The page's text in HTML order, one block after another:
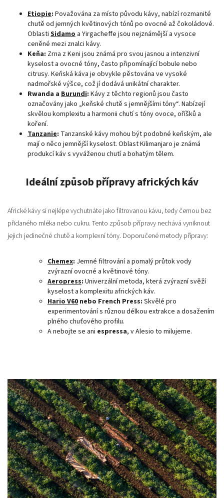
Etiopie: Považována za místo původu kávy, nabízí rozmanité
chutě od jemných květinových tónů po ovocné až čokoládové.
Oblasti Sidamo a Yirgacheffe jsou nejznámější a vysoce
ceněné mezi znalci kávy.
Keňa: Zrna z Keni jsou známá pro svou jasnou a intenzivní
kyselost a ovocné tóny, často připomínající bobule nebo
citrusy. Keňská káva je obvykle pěstována ve vysoké
nadmořské výšce, což jí dodává unikátní charakter.
Rwanda a Burundi: Kávy z těchto regionů jsou často
označovány jako „keňské chutě s jemnějšími tóny“. Nabízejí
skvělou komplexitu a harmonii chutí s tóny ovoce, oříšků a
koření.
Tanzanie: Tanzanské kávy mohou být podobné keňským, ale
mají o něco jemnější kyselost. Oblast Kilimanjaro je známá
produkcí káv s vyváženou chutí a bohatým tělem.
Ideální způsob přípravy afrických káv
Africké kávy si nejlépe vychutnáte jako filtrovanou kávu, tedy černou bez
přidaného mléka nebo cukru. Tento způsob přípravy nechává vyniknout
jejich jedinečné chutě a komplexní tóny. Doporučené metody přípravy:
Chemex: Jemné filtrování a pomalý průtok vody
zvýrazní ovocné a květinové tóny.
Aeropress: Univerzální metoda, která zvýrazní svěží
kyselost a komplexitu afrických káv.
Hario V60 nebo French Press: Skvělé pro
experimentování s různou délkou extrakce a dosažením
plného chuťového profilu.
A nebojte se ani espressa, v Alesio to milujeme.